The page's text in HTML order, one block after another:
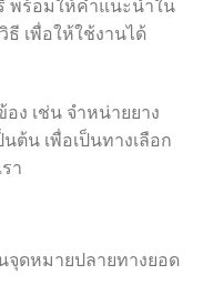
พร้อมให้คำแนะนำใน
เพื่อให้ใช้งานได้
ง เช่น จำหน่ายยาง
ต้น เพื่อเป็นทางเลือก
า
จุดหมายปลายทางยอด